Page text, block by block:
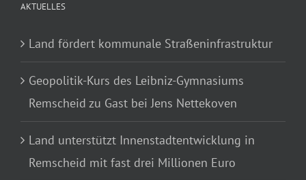
AKTUELLES
Land fördert kommunale Straßeninfrastruktur
Geopolitik-Kurs des Leibniz-Gymnasiums
Remscheid zu Gast bei Jens Nettekoven
Land unterstützt Innenstadtentwicklung in
Remscheid mit fast drei Millionen Euro